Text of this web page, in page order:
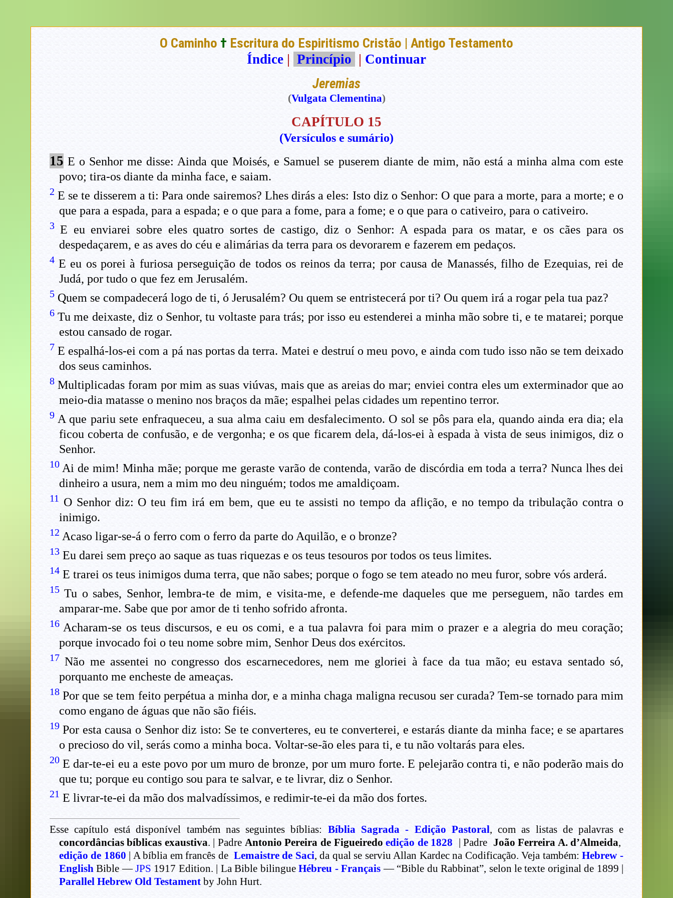
O Caminho † Escritura do Espiritismo Cristão | Antigo Testamento
Índice | Princípio | Continuar
Jeremias
(Vulgata Clementina)
CAPÍTULO 15
(Versículos e sumário)
15 E o Senhor me disse: Ainda que Moisés, e Samuel se puserem diante de mim, não está a minha alma com este
povo; tira-os diante da minha face, e saiam.
2 E se te disserem a ti: Para onde sairemos? Lhes dirás a eles: Isto diz o Senhor: O que para a morte, para a morte; e o
que para a espada, para a espada; e o que para a fome, para a fome; e o que para o cativeiro, para o cativeiro.
3 E eu enviarei sobre eles quatro sortes de castigo, diz o Senhor: A espada para os matar, e os cães para os
despedaçarem, e as aves do céu e alimárias da terra para os devorarem e fazerem em pedaços.
4 E eu os porei à furiosa perseguição de todos os reinos da terra; por causa de Manassés, filho de Ezequias, rei de
Judá, por tudo o que fez em Jerusalém.
5 Quem se compadecerá logo de ti, ó Jerusalém? Ou quem se entristecerá por ti? Ou quem irá a rogar pela tua paz?
6 Tu me deixaste, diz o Senhor, tu voltaste para trás; por isso eu estenderei a minha mão sobre ti, e te matarei; porque
estou cansado de rogar.
7 E espalhá-los-ei com a pá nas portas da terra. Matei e destruí o meu povo, e ainda com tudo isso não se tem deixado
dos seus caminhos.
8 Multiplicadas foram por mim as suas viúvas, mais que as areias do mar; enviei contra eles um exterminador que ao
meio-dia matasse o menino nos braços da mãe; espalhei pelas cidades um repentino terror.
9 A que pariu sete enfraqueceu, a sua alma caiu em desfalecimento. O sol se pôs para ela, quando ainda era dia; ela
ficou coberta de confusão, e de vergonha; e os que ficarem dela, dá-los-ei à espada à vista de seus inimigos, diz o
Senhor.
10 Ai de mim! Minha mãe; porque me geraste varão de contenda, varão de discórdia em toda a terra? Nunca lhes dei
dinheiro a usura, nem a mim mo deu ninguém; todos me amaldiçoam.
11 O Senhor diz: O teu fim irá em bem, que eu te assisti no tempo da aflição, e no tempo da tribulação contra o
inimigo.
12 Acaso ligar-se-á o ferro com o ferro da parte do Aquilão, e o bronze?
13 Eu darei sem preço ao saque as tuas riquezas e os teus tesouros por todos os teus limites.
14 E trarei os teus inimigos duma terra, que não sabes; porque o fogo se tem ateado no meu furor, sobre vós arderá.
15 Tu o sabes, Senhor, lembra-te de mim, e visita-me, e defende-me daqueles que me perseguem, não tardes em
amparar-me. Sabe que por amor de ti tenho sofrido afronta.
16 Acharam-se os teus discursos, e eu os comi, e a tua palavra foi para mim o prazer e a alegria do meu coração;
porque invocado foi o teu nome sobre mim, Senhor Deus dos exércitos.
17 Não me assentei no congresso dos escarnecedores, nem me gloriei à face da tua mão; eu estava sentado só,
porquanto me encheste de ameaças.
18 Por que se tem feito perpétua a minha dor, e a minha chaga maligna recusou ser curada? Tem-se tornado para mim
como engano de águas que não são fiéis.
19 Por esta causa o Senhor diz isto: Se te converteres, eu te converterei, e estarás diante da minha face; e se apartares
o precioso do vil, serás como a minha boca. Voltar-se-ão eles para ti, e tu não voltarás para eles.
20 E dar-te-ei eu a este povo por um muro de bronze, por um muro forte. E pelejarão contra ti, e não poderão mais do
que tu; porque eu contigo sou para te salvar, e te livrar, diz o Senhor.
21 E livrar-te-ei da mão dos malvadíssimos, e redimir-te-ei da mão dos fortes.
Esse capítulo está disponível também nas seguintes bíblias: Bíblia Sagrada - Edição Pastoral, com as listas de palavras e
concordâncias bíblicas exaustiva. | Padre Antonio Pereira de Figueiredoedição de 1828 | Padre João Ferreira A. d’Almeida,
edição de 1860 | A bíblia em francês de Lemaistre de Saci, da qual se serviu Allan Kardec na Codificação. Veja também:Hebrew -
English Bible —JPS 1917 Edition. | La Bible bilingueHébreu - Français — “Bible du Rabbinat”, selon le texte original de 1899 |
Parallel Hebrew Old Testament by John Hurt.